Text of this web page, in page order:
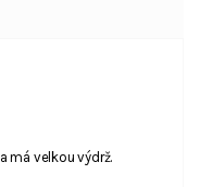
má velkou výdrž.